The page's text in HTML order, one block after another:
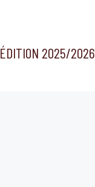
ÉDITION 2025/2026